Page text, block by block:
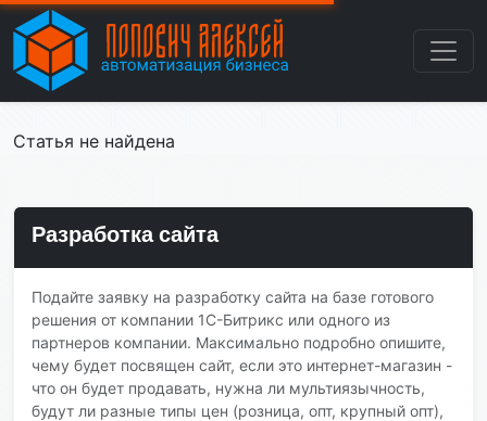
Статья не найдена
Разработка сайта
Подайте заявку на разработку сайта на базе готового
решения от компании 1С-Битрикс или одного из
партнеров компании. Максимально подробно опишите,
чему будет посвящен сайт, если это интернет-магазин -
что он будет продавать, нужна ли мультиязычность,
будут ли разные типы цен (розница, опт, крупный опт),